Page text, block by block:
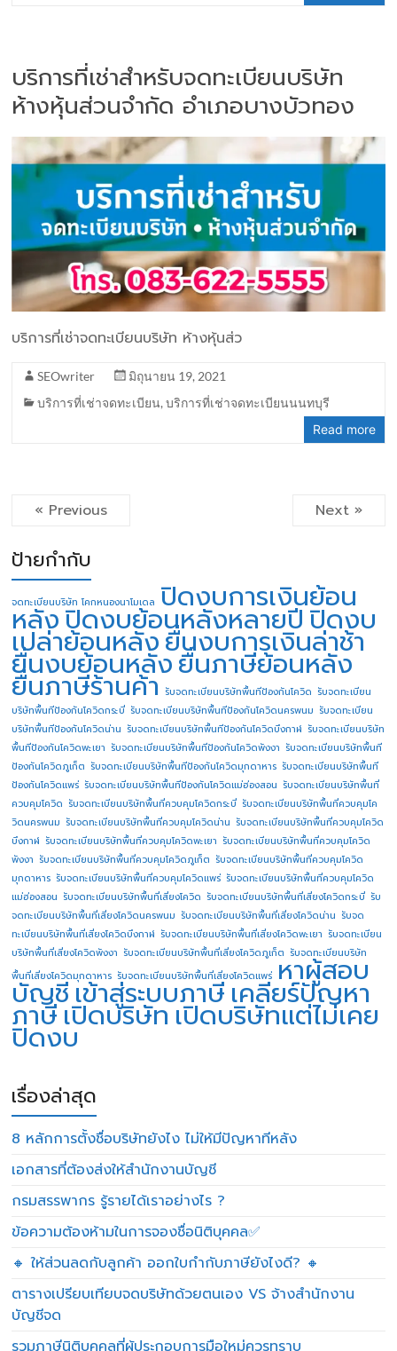
บริการที่เช่าสำหรับจดทะเบียนบริษัท
ห้างหุ้นส่วนจำกัด อำเภอบางบัวทอง
บริการที่เช่าจดทะเบียนบริษัท ห้างหุ้นส่ว
SEOwriter
มิถุนายน 19, 2021
บริการที่เช่าจดทะเบียน,บริการที่เช่าจดทะเบียนนนทบุรี
Read more
« Previous Next »
ป้ายกำกับ
จดทะเบียนบริษัท โคกหนองนาโมเดล ปิดงบการเงินย้อน
หลังปิดงบย้อนหลังหลายปี ปิดงบ
เปล่าย้อนหลังยื่นงบการเงินล่าช้า
ยื่นงบย้อนหลังยื่นภาษีย้อนหลัง
ยื่นภาษีร้านค้า รับจดทะเบียนบริษัทพื้นทีป้องกันโควิด รับจดทะเบียน
บริษัทพื้นทีป้องกันโควิดกระบี่ รับจดทะเบียนบริษัทพื้นทีป้องกันโควิดนครพนม รับจดทะเบียน
บริษัทพื้นทีป้องกันโควิดน่าน รับจดทะเบียนบริษัทพื้นทีป้องกันโควิดบึงกาฬ รับจดทะเบียนบริษัท
พื้นทีป้องกันโควิดพะเยา รับจดทะเบียนบริษัทพื้นทีป้องกันโควิดพังงา รับจดทะเบียนบริษัทพื้นที
ป้องกันโควิดภูเก็ต รับจดทะเบียนบริษัทพื้นทีป้องกันโควิดมุกดาหาร รับจดทะเบียนบริษัทพื้นที
ป้องกันโควิดแพร่ รับจดทะเบียนบริษัทพื้นทีป้องกันโควิดแม่ฮ่องสอน รับจดทะเบียนบริษัทพื้นที่
ควบคุมโควิด รับจดทะเบียนบริษัทพื้นที่ควบคุมโควิดกระบี่ รับจดทะเบียนบริษัทพื้นที่ควบคุมโค
วิดนครพนม รับจดทะเบียนบริษัทพื้นที่ควบคุมโควิดน่าน รับจดทะเบียนบริษัทพื้นที่ควบคุมโควิด
บึงกาฬ รับจดทะเบียนบริษัทพื้นที่ควบคุมโควิดพะเยา รับจดทะเบียนบริษัทพื้นที่ควบคุมโควิด
พังงา รับจดทะเบียนบริษัทพื้นที่ควบคุมโควิดภูเก็ต รับจดทะเบียนบริษัทพื้นที่ควบคุมโควิด
มุกดาหาร รับจดทะเบียนบริษัทพื้นที่ควบคุมโควิดแพร่ รับจดทะเบียนบริษัทพื้นที่ควบคุมโควิด
แม่ฮ่องสอน รับจดทะเบียนบริษัทพื้นที่เสี่ยงโควิด รับจดทะเบียนบริษัทพื้นที่เสี่ยงโควิดกระบี่ รับ
จดทะเบียนบริษัทพื้นที่เสี่ยงโควิดนครพนม รับจดทะเบียนบริษัทพื้นที่เสี่ยงโควิดน่าน รับจด
ทะเบียนบริษัทพื้นที่เสี่ยงโควิดบึงกาฬ รับจดทะเบียนบริษัทพื้นที่เสี่ยงโควิดพะเยา รับจดทะเบียน
บริษัทพื้นที่เสี่ยงโควิดพังงา รับจดทะเบียนบริษัทพื้นที่เสี่ยงโควิดภูเก็ต รับจดทะเบียนบริษัท
พื้นที่เสี่ยงโควิดมุกดาหาร รับจดทะเบียนบริษัทพื้นที่เสี่ยงโควิดแพร่ หาผู้สอบ
บัญชี เข้าสู่ระบบภาษี เคลียร์ปัญหา
ภาษีเปิดบริษัทเปิดบริษัทแต่ไม่เคย
ปิดงบ
เรื่องล่าสุด
8 หลักการตั้งชื่อบริษัทยังไง ไม่ให้มีปัญหาทีหลัง
เอกสารที่ต้องส่งให้สำนักงานบัญชี
กรมสรรพากร รู้รายได้เราอย่างไร ?
ข้อความต้องห้ามในการจองชื่อนิติบุคคล✅
🔸 ให้ส่วนลดกับลูกค้า ออกใบกำกับภาษียังไงดี? 🔸
ตารางเปรียบเทียบจดบริษัทด้วยตนเอง VS จ้างสำนักงาน
บัญชีจด
รวมภาษีนิติบุคคลที่ผู้ประกอบการมือใหม่ควรทราบ